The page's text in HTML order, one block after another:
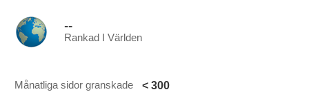
--
Rankad I Världen
Månatliga sidor granskade < 300